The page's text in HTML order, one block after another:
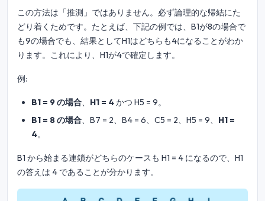
この方法は「推測」ではありません。必ず論理的な帰結にた
どり着くためです。たとえば、下記の例では、B1が8の場合で
も9の場合でも、結果としてH1はどちらも4になることがわか
ります。これにより、H1が4で確定します。
例:
B1 = 9 の場合、 H1 = 4かつ H5 = 9。
B1 = 8 の場合、B7 = 2、B4 = 6、C5 = 2、H5 = 9、 H1 =
4。
B1 から始まる連鎖がどちらのケースも H1 = 4 になるので、H1
の答えは 4 であることが分かります。